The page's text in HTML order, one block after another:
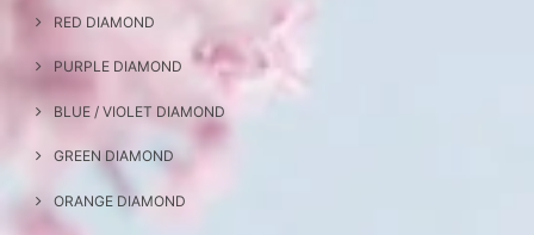
RED DIAMOND
PURPLE DIAMOND
BLUE / VIOLET DIAMOND
GREEN DIAMOND
ORANGE DIAMOND